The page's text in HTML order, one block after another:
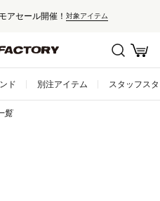
アセール開催！ 対象アイテム
ド 別注アイテム スタッフス
覧